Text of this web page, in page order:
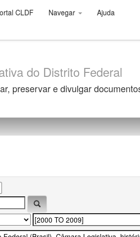
CLDF Navegar Ajuda
do Distrito Federal
preservar e divulgar